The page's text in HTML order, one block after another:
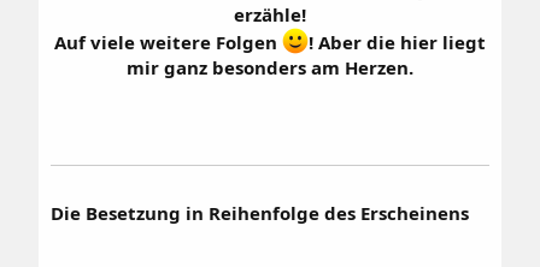
erzähle!
Auf viele weitere Folgen
! Aber die hier liegt
mir ganz besonders am Herzen.
Die Besetzung in Reihenfolge des Erscheinens